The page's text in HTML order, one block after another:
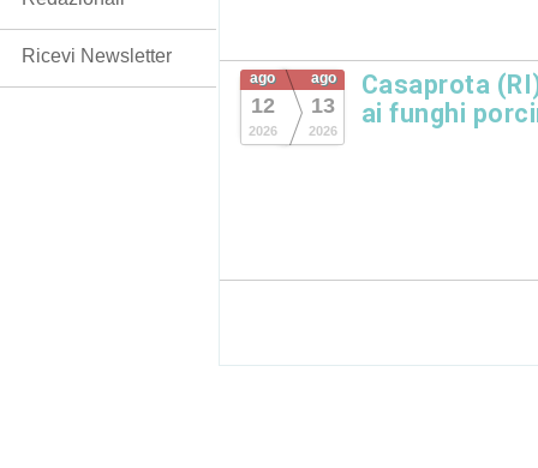
ago
12
2026
ago
13
2026
Casaprota
ai funghi
Ricevi Newsletter